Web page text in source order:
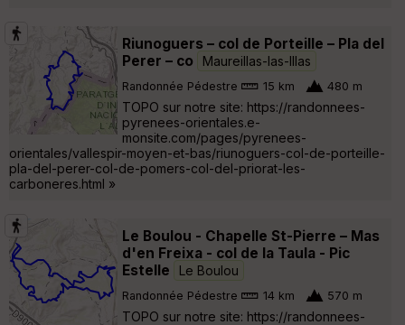
Riunoguers – col de Porteille – Pla del
Perer – co
Maureillas-las-Illas
Randonnée Pédestre 15 km 480 m
TOPO sur notre site: https://randonnees-
pyrenees-orientales.e-
monsite.com/pages/pyrenees-
orientales/vallespir-moyen-et-bas/riunoguers-col-de-porteille-
pla-del-perer-col-de-pomers-col-del-priorat-les-
carboneres.html »
Le Boulou - Chapelle St-Pierre – Mas
d'en Freixa - col de la Taula - Pic
Estelle
Le Boulou
Randonnée Pédestre 14 km 570 m
TOPO sur notre site: https://randonnees-